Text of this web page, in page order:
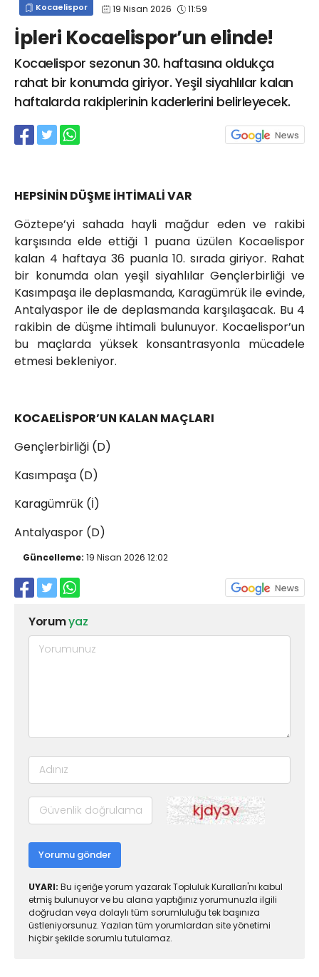
Kocaelispor 19 Nisan 2026 11:59
İpleri Kocaelispor’un elinde!
Kocaelispor sezonun 30. haftasına oldukça
rahat bir konumda giriyor. Yeşil siyahlılar kalan
haftalarda rakiplerinin kaderlerini belirleyecek.
HEPSİNİN DÜŞME İHTİMALİ VAR
Göztepe’yi sahada hayli mağdur eden ve rakibi
karşısında elde ettiği 1 puana üzülen Kocaelispor
kalan 4 haftaya 36 puanla 10. sırada giriyor. Rahat
bir konumda olan yeşil siyahlılar Gençlerbirliği ve
Kasımpaşa ile deplasmanda, Karagümrük ile evinde,
Antalyaspor ile de deplasmanda karşılaşacak. Bu 4
rakibin de düşme ihtimali bulunuyor. Kocaelispor’un
bu maçlarda yüksek konsantrasyonla mücadele
etmesi bekleniyor.
KOCAELİSPOR’UN KALAN MAÇLARI
Gençlerbirliği (D)
Kasımpaşa (D)
Karagümrük (İ)
Antalyaspor (D)
Güncelleme: 19 Nisan 2026 12:02
Yorumyaz
Yorumu gönder
UYARI: Bu içeriğe yorum yazarak Topluluk Kuralları'nı kabul
etmiş bulunuyor ve bu alana yaptığınız yorumunuzla ilgili
doğrudan veya dolaylı tüm sorumluluğu tek başınıza
üstleniyorsunuz. Yazılan tüm yorumlardan site yönetimi
hiçbir şekilde sorumlu tutulamaz.
info@spor41.com